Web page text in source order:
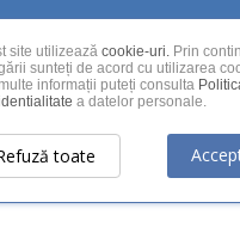
site utilizează cookie-uri. Prin
sunteți de acord cu utilizarea
informații puteți consulta
a datelor personale.
toate